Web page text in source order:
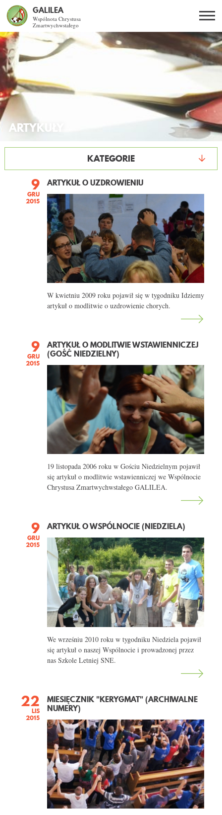
GALILEA
Wspólnota Chrystusa
Zmartwychwstałego
PL EN
Szukaj
CO DAJE ŻYCIE Z JEZUSEM?
SPOTKANIA OTWARTE
AKTUALNOŚCI
WSPÓLNOTA
KURSY SE
KONTAKT
ARTYKUŁY
KATEGORIE
9
GRU
2015
ARTYKUŁ O UZDROWIENIU
W kwietniu 2009 roku pojawił się w tygodniku Idziemy
artykuł o modlitwie o uzdrowienie chorych.
9
GRU
2015
ARTYKUŁ O MODLITWIE WSTAWIENNICZEJ
(GOŚĆ NIEDZIELNY)
19 listopada 2006 roku w Gościu Niedzielnym pojawił
się artykuł o modlitwie wstawienniczej we Wspólnocie
Chrystusa Zmartwychwstałego GALILEA.
9
GRU
2015
ARTYKUŁ O WSPÓLNOCIE (NIEDZIELA)
We wrześniu 2010 roku w tygodniku Niedziela pojawił
się artykuł o naszej Wspólnocie i prowadzonej przez
nas Szkole Letniej SNE.
22
LIS
2015
MIESIĘCZNIK "KERYGMAT" (ARCHIWALNE
NUMERY)